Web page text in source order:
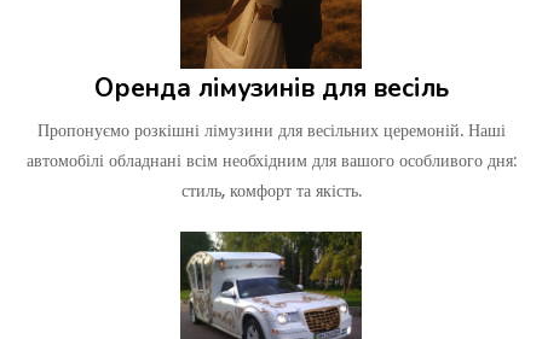
Оренда лімузинів для весіль
Пропонуємо розкішні лімузини для весільних церемоній. Наші
автомобілі обладнані всім необхідним для вашого особливого дня:
стиль, комфорт та якість.